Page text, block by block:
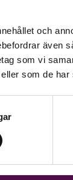
och
även
som vi
som de